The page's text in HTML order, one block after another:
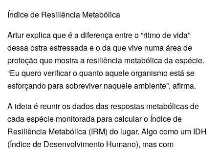
Índice de Resiliência Metabólica
Artur explica que é a diferença entre o “ritmo de vida”
dessa ostra estressada e o da que vive numa área de
proteção que mostra a resiliência metabólica da espécie.
“Eu quero verificar o quanto aquele organismo está se
esforçando para sobreviver naquele ambiente”, afirma.
A ideia é reunir os dados das respostas metabólicas de
cada espécie monitorada para calcular o Índice de
Resiliência Metabólica (IRM) do lugar. Algo como um IDH
(Índice de Desenvolvimento Humano), mas com